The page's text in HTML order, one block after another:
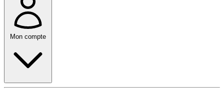
Mon compte